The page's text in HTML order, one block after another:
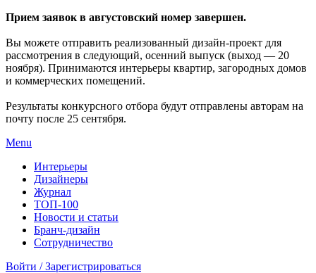
Прием заявок в августовский номер завершен.
Вы можете отправить реализованный дизайн-проект для
рассмотрения в следующий, осенний выпуск (выход — 20
ноября). Принимаются интерьеры квартир, загородных домов
и коммерческих помещений.
Результаты конкурсного отбора будут отправлены авторам на
почту после 25 сентября.
Menu
Интерьеры
Дизайнеры
Журнал
ТОП-100
Новости и статьи
Бранч-дизайн
Сотрудничество
Войти / Зарегистрироваться